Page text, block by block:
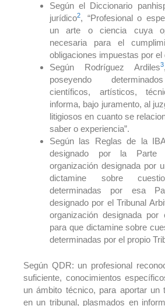
Según el Diccionario
jurídico2, “Profesional o
un arte o ciencia cuya
necesaria para el
obligaciones impuestas por el
Según Rodríguez Ardiles3
poseyendo
científicos, artísticos,
informa, bajo juramento, al
litigiosos en cuanto se
saber o experiencia”.
Según las Reglas de la
designado por la Parte
organización designada por
dictamine sobre
determinadas por esa
designado por el Tribunal
organización designada por
para que dictamine sobre
determinadas por el propio
Según QDR: un profesional
suficiente, conocimientos
un ámbito técnico, para aportar un
en un tribunal, plasmados en